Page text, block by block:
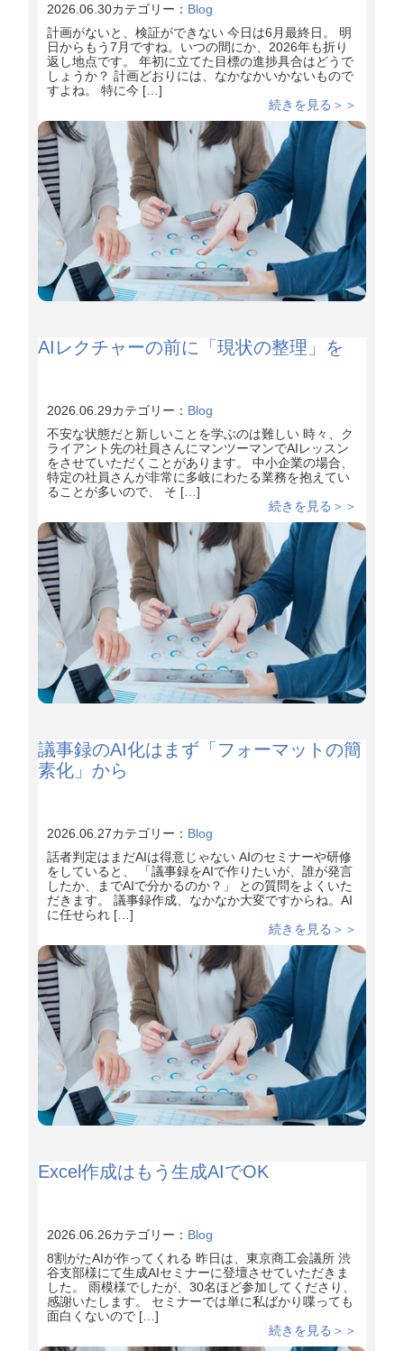
2026.06.30カテゴリー： Blog
計画がないと、検証ができない 今日は6月最終日。 明
日からもう7月ですね。いつの間にか、2026年も折り
返し地点です。 年初に立てた目標の進捗具合はどうで
しょうか？ 計画どおりには、なかなかいかないもので
すよね。 特に今 […]
続きを見る＞＞
AIレクチャーの前に「現状の整理」を
2026.06.29カテゴリー： Blog
不安な状態だと新しいことを学ぶのは難しい 時々、ク
ライアント先の社員さんにマンツーマンでAIレッスン
をさせていただくことがあります。 中小企業の場合、
特定の社員さんが非常に多岐にわたる業務を抱えてい
ることが多いので、 そ […]
続きを見る＞＞
議事録のAI化はまず「フォーマットの簡
素化」から
2026.06.27カテゴリー： Blog
話者判定はまだAIは得意じゃない AIのセミナーや研修
をしていると、 「議事録をAIで作りたいが、誰が発言
したか、までAIで分かるのか？」 との質問をよくいた
だきます。 議事録作成、なかなか大変ですからね。AI
に任せられ […]
続きを見る＞＞
Excel作成はもう生成AIでOK
2026.06.26カテゴリー： Blog
8割がたAIが作ってくれる 昨日は、東京商工会議所 渋
谷支部様にて生成AIセミナーに登壇させていただきま
した。 雨模様でしたが、30名ほど参加してくださり、
感謝いたします。 セミナーでは単に私ばかり喋っても
面白くないので […]
続きを見る＞＞